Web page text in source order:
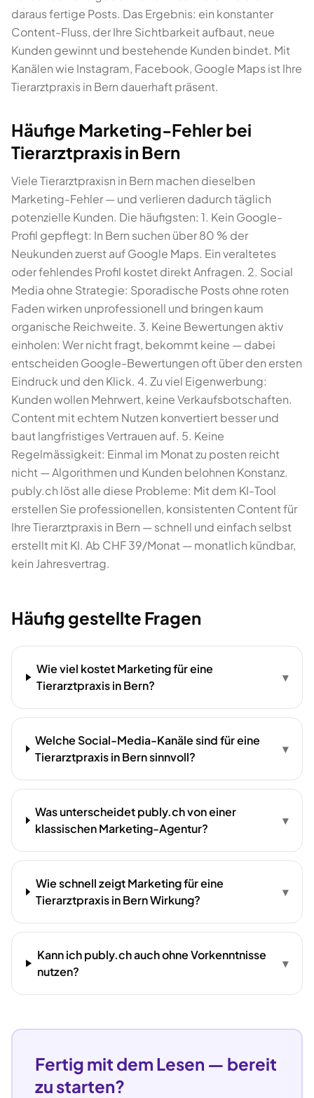
daraus fertige Posts. Das Ergebnis: ein konstanter
Content-Fluss, der Ihre Sichtbarkeit aufbaut, neue
Kunden gewinnt und bestehende Kunden bindet. Mit
Kanälen wie Instagram, Facebook, Google Maps ist Ihre
Tierarztpraxis in Bern dauerhaft präsent.
Häufige Marketing-Fehler bei
Tierarztpraxis in Bern
Viele Tierarztpraxisn in Bern machen dieselben
Marketing-Fehler — und verlieren dadurch täglich
potenzielle Kunden. Die häufigsten: 1. Kein Google-
Profil gepflegt: In Bern suchen über 80 % der
Neukunden zuerst auf Google Maps. Ein veraltetes
oder fehlendes Profil kostet direkt Anfragen. 2. Social
Media ohne Strategie: Sporadische Posts ohne roten
Faden wirken unprofessionell und bringen kaum
organische Reichweite. 3. Keine Bewertungen aktiv
einholen: Wer nicht fragt, bekommt keine — dabei
entscheiden Google-Bewertungen oft über den ersten
Eindruck und den Klick. 4. Zu viel Eigenwerbung:
Kunden wollen Mehrwert, keine Verkaufsbotschaften.
Content mit echtem Nutzen konvertiert besser und
baut langfristiges Vertrauen auf. 5. Keine
Regelmässigkeit: Einmal im Monat zu posten reicht
nicht — Algorithmen und Kunden belohnen Konstanz.
publy.ch löst alle diese Probleme: Mit dem KI-Tool
erstellen Sie professionellen, konsistenten Content für
Ihre Tierarztpraxis in Bern — schnell und einfach selbst
erstellt mit KI. Ab CHF 39/Monat — monatlich kündbar,
kein Jahresvertrag.
Häufig gestellte Fragen
Wie viel kostet Marketing für eine
Tierarztpraxis in Bern?
▾
Welche Social-Media-Kanäle sind für eine
Tierarztpraxis in Bern sinnvoll?
▾
Was unterscheidet publy.ch von einer
klassischen Marketing-Agentur?
▾
Wie schnell zeigt Marketing für eine
Tierarztpraxis in Bern Wirkung?
▾
Kann ich publy.ch auch ohne Vorkenntnisse
nutzen?
▾
Fertig mit dem Lesen — bereit
zu starten?